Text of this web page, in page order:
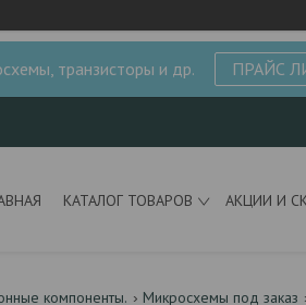
транзисторы и др. ПРАЙС
КАТАЛОГ ТОВАРОВ АКЦИИ И
компоненты. Микросхемы под заказ